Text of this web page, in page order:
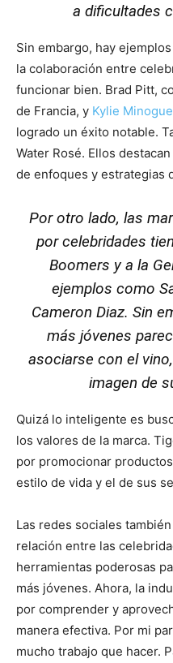
a dificultades
Sin embargo, hay
la colaboración entre
funcionar bien. Brad Pitt,
de Francia, y Kylie
logrado un éxito notable.
Water Rosé. Ellos
de enfoques y estrategias
Por otro lado, las
por celebridades
Boomers y a la
ejemplos como
Cameron Diaz. Sin
más jóvenes
asociarse con el
imagen de
Quizá lo inteligente es
los valores de la marca.
por promocionar
estilo de vida y el de sus
Las redes sociales
relación entre las
herramientas poderosas
más jóvenes. Ahora, la
por comprender y
manera efectiva. Por mi
mucho trabajo que hacer.